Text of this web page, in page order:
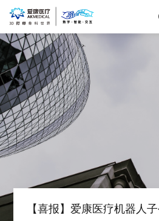
【喜报】爱康医疗机器人